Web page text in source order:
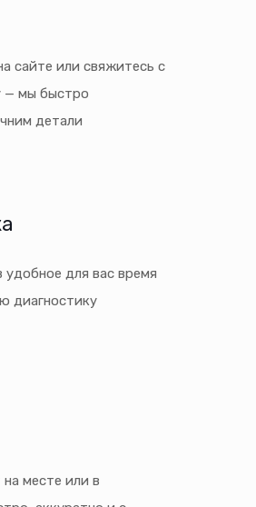
сайте или свяжитесь с
— мы быстро
детали
для вас время
диагностику
месте или в